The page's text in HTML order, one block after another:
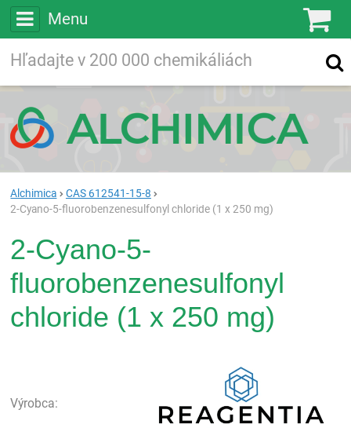
Menu
Vyhľadávanie
Alchimica
CAS 612541-15-8
2-Cyano-5-fluorobenzenesulfonyl chloride (1 x 250 mg)
2-Cyano-5-
fluorobenzenesulfonyl
chloride (1 x 250 mg)
Výrobca: